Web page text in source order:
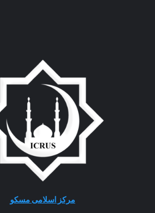
مرکز اسلامی مسکو